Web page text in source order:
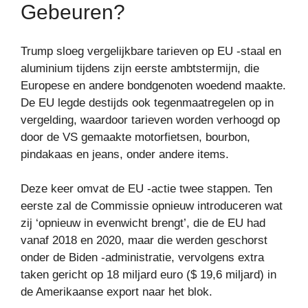
Gebeuren?
Trump sloeg vergelijkbare tarieven op EU -staal en
aluminium tijdens zijn eerste ambtstermijn, die
Europese en andere bondgenoten woedend maakte.
De EU legde destijds ook tegenmaatregelen op in
vergelding, waardoor tarieven worden verhoogd op
door de VS gemaakte motorfietsen, bourbon,
pindakaas en jeans, onder andere items.
Deze keer omvat de EU -actie twee stappen. Ten
eerste zal de Commissie opnieuw introduceren wat
zij ‘opnieuw in evenwicht brengt’, die de EU had
vanaf 2018 en 2020, maar die werden geschorst
onder de Biden -administratie, vervolgens extra
taken gericht op 18 miljard euro ($ 19,6 miljard) in
de Amerikaanse export naar het blok.